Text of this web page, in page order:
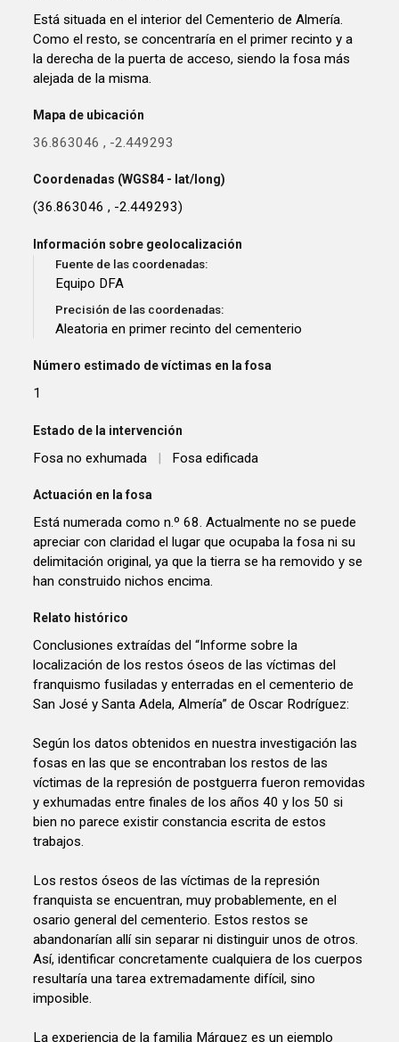
Está situada en el interior del Cementerio de Almería.
Como el resto, se concentraría en el primer recinto y a
la derecha de la puerta de acceso, siendo la fosa más
alejada de la misma.
Mapa de ubicación
36.863046, -2.449293
Coordenadas (WGS84 - lat/long)
(36.863046 , -2.449293)
Información sobre geolocalización
Fuente de las coordenadas:
Equipo DFA
Precisión de las coordenadas:
Aleatoria en primer recinto del cementerio
Número estimado de víctimas en la fosa
1
Estado de la intervención
Fosa no exhumada | Fosa edificada
Actuación en la fosa
Está numerada como n.º 68. Actualmente no se puede
apreciar con claridad el lugar que ocupaba la fosa ni su
delimitación original, ya que la tierra se ha removido y se
han construido nichos encima.
Relato histórico
Conclusiones extraídas del “Informe sobre la
localización de los restos óseos de las víctimas del
franquismo fusiladas y enterradas en el cementerio de
San José y Santa Adela, Almería” de Oscar Rodríguez:
Según los datos obtenidos en nuestra investigación las
fosas en las que se encontraban los restos de las
víctimas de la represión de postguerra fueron removidas
y exhumadas entre finales de los años 40 y los 50 si
bien no parece existir constancia escrita de estos
trabajos.
Los restos óseos de las víctimas de la represión
franquista se encuentran, muy probablemente, en el
osario general del cementerio. Estos restos se
abandonarían allí sin separar ni distinguir unos de otros.
Así, identificar concretamente cualquiera de los cuerpos
resultaría una tarea extremadamente difícil, sino
imposible.
La experiencia de la familia Márquez es un ejemplo